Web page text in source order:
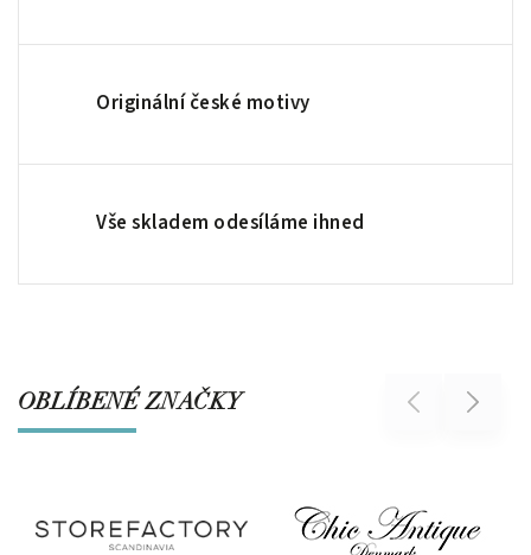
Originální české motivy
Vše skladem odesíláme ihned
OBLÍBENÉ ZNAČKY Previous Next